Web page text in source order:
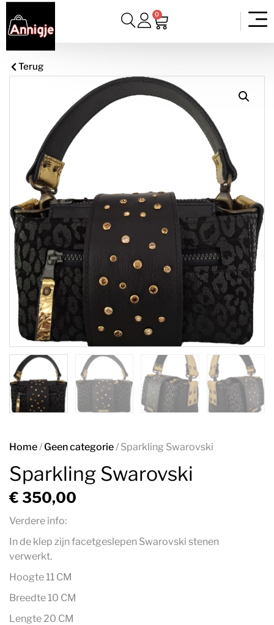
0
Terug
Home/ Geen categorie/ Sparkling Swarovski
Sparkling Swarovski
€ 350,00
Verdere info:
In de klep zijn facetgeslepen Swarovski stenen
verwerkt.
Hoogte 11 CM
Breedte 10 CM
Lengte 20 CM